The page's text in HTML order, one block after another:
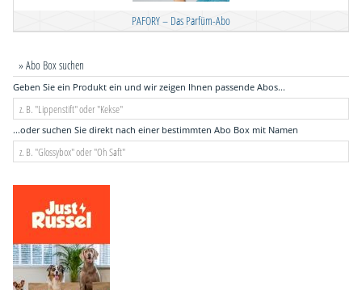
PAFORY – Das Parfüm-Abo
» Abo Box suchen
Geben Sie ein Produkt ein und wir zeigen Ihnen passende Abos...
...oder suchen Sie direkt nach einer bestimmten Abo Box mit Namen